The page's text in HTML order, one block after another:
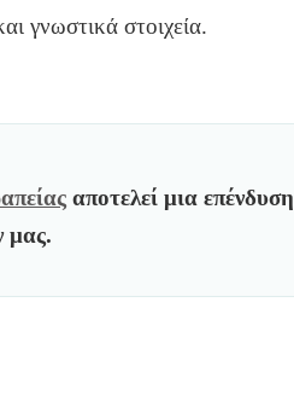
γνωστικά στοιχεία.
αποτελεί μια επένδυση
μας.